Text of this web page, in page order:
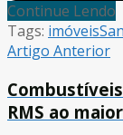
Continue Lendo
Tags: imóveis
Artigo Anterior
RMS ao